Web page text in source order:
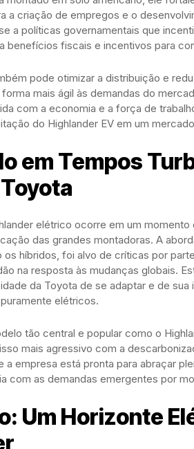
a criação de empregos e o
a políticas governamentais que
benefícios fiscais e incentivos para
pode otimizar a distribuição e
mais ágil às demandas do
com a economia e a força de
do Highlander EV em um
em Tempos
elétrico ocorre em um
das grandes montadoras. A
os híbridos, foi alvo de críticas por
na resposta às mudanças globais.
da Toyota de se adaptar e de
elétricos.
tão central e popular como o
mais agressivo com a
a empresa está pronta para abraçar
com as demandas emergentes por
Um Horizonte